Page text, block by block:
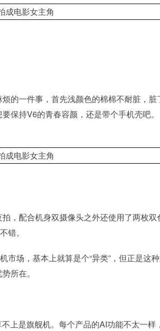
的一件事，首先浅颜色的棉棉不耐脏，脏
保持V6的青春容颜，还是带个手机壳吧
，配合机身双摄像头之外还使用了两枚双
错。
场，基本上就算是个“异类”，但正是这
所在。
上是旗舰机。每个产品的AI功能不太一样